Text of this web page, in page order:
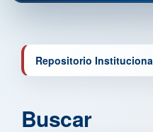
Repositorio
Buscar